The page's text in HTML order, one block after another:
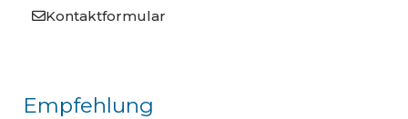
Kontaktformular
Empfehlung